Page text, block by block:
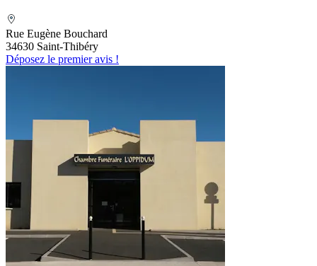
Rue Eugène Bouchard
34630 Saint-Thibéry
Déposez le premier avis !